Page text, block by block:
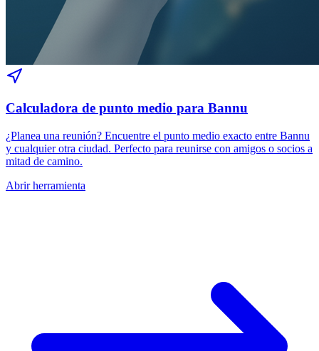
Calculadora de punto medio para Bannu
¿Planea una reunión? Encuentre el punto medio exacto entre Bannu
y cualquier otra ciudad. Perfecto para reunirse con amigos o socios a
mitad de camino.
Abrir herramienta